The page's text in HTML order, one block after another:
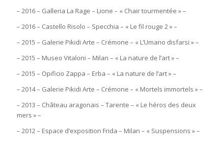
– 2016 – Galleria La Rage – Lione – « Chair tourmentée » –
– 2016 – Castello Risolo – Specchia – « Le fil rouge 2 » –
– 2015 – Galerie Pikidi Arte – Crémone – « L’Umano disfarsi » –
– 2015 – Museo Vitaloni – Milan – « La nature de l’art » –
– 2015 – Opificio Zappa – Erba – « La nature de l’art » –
– 2014 – Galerie Pikidi Arte – Crémone – « Mortels immortels » –
– 2013 – Château aragonais – Tarente – « Le héros des deux
mers » –
– 2012 – Espace d’exposition Frida – Milan – « Suspensions » –